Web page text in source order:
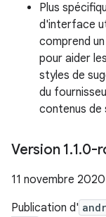
Plus
d'interface
comprend
pour aider
styles de
du
contenus de
Version 1.1.0-
11 novembre 2020
Publication d'